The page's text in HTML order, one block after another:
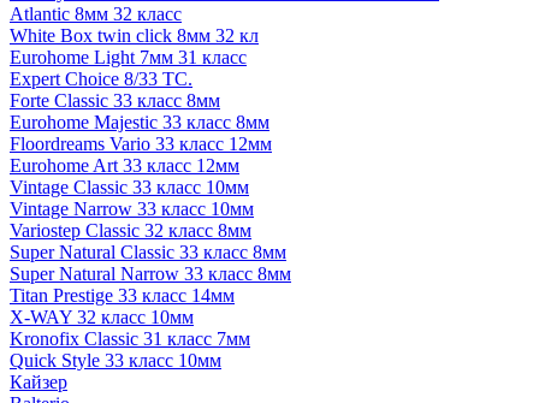
Atlantic 8мм 32 класс
White Box twin click 8мм 32 кл
Eurohome Light 7мм 31 класс
Expert Choice 8/33 TC.
Forte Classic 33 класс 8мм
Eurohome Majestic 33 класс 8мм
Floordreams Vario 33 класс 12мм
Eurohome Art 33 класс 12мм
Vintage Classic 33 класс 10мм
Vintage Narrow 33 класс 10мм
Variostep Classic 32 класс 8мм
Super Natural Classic 33 класс 8мм
Super Natural Narrow 33 класс 8мм
Titan Prestige 33 класс 14мм
X-WAY 32 класс 10мм
Kronofix Classic 31 класс 7мм
Quick Style 33 класс 10мм
Кайзер